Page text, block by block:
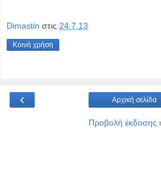
Dimastin στις 24.7.13
Κοινή χρήση
‹ Αρχική σελίδα
Προβολή έκδοσης